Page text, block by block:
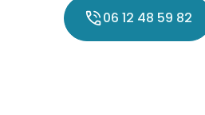
06 12 48 59 82